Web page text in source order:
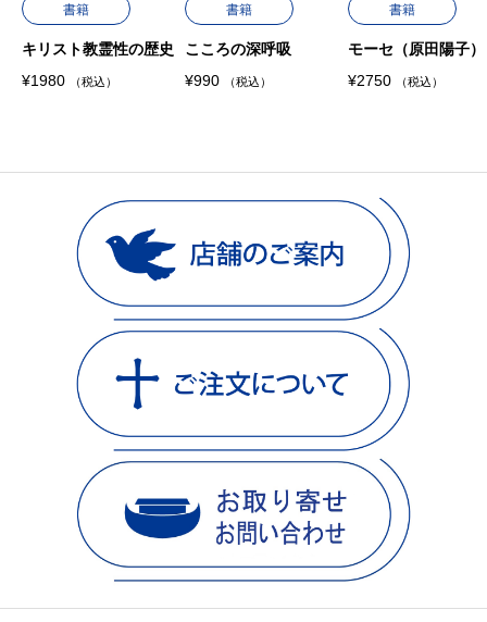
書籍
キリスト教霊性の歴史
¥1980 （税込）
書籍
こころの深呼吸
¥990 （税込）
書籍
モーセ（原田陽子）
¥2750 （税込）